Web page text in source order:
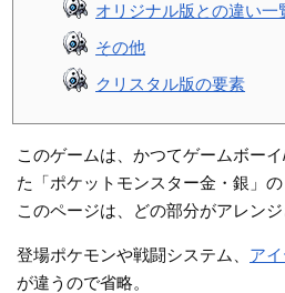
オリジナル版との違い一
その他
クリスタル版の要素
このゲームは、かつてゲームボー
た「ポケットモンスター金・銀」の
このページは、どの部分がアレン
登場ポケモンや戦闘システム、 ア
が違うので省略。